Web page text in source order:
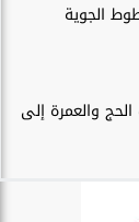
الجوية
والعمرة إلى